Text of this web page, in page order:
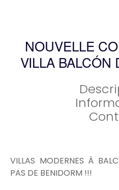
NOUVELLE
VILLA BALCÓN
VILLAS MODERNES À
PAS DE BENIDORM !!!